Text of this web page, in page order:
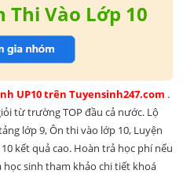
Thi Vào Lớp 10
UP10 trên Tuyensinh247.com .
từ trường TOP đầu cả nước. Lộ
lớp 9, Ôn thi vào lớp 10, Luyện
kết quả cao. Hoàn trả học phí nếu
sinh tham khảo chi tiết khoá